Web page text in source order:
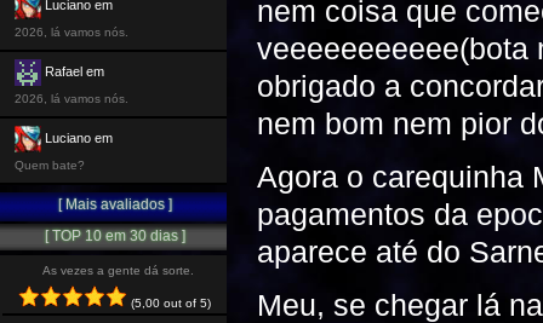
nem coisa que
veeeeeeeeeee(bota
obrigado a
nem bom nem pior
Agora o carequinha
pagamentos da
aparece até do
Meu, se chegar lá
Luciano em
2026, lá vamos nós.
Rafael em
2026, lá vamos nós.
Luciano em
Quem bate?
[ Mais avaliados ]
[ TOP 10 em 30 dias ]
As vezes a gente dá sorte.
(5,00 out of 5)